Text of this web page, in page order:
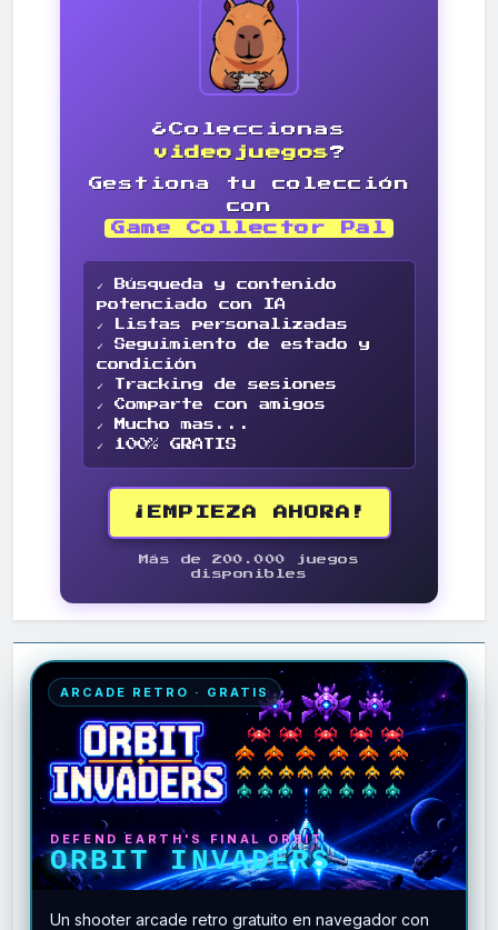
¿Coleccionas
videojuegos?
Gestiona tu colección
con
Game Collector Pal
✓ Búsqueda y contenido
potenciado con IA
✓ Listas personalizadas
✓ Seguimiento de estado y
condición
✓ Tracking de sesiones
✓ Comparte con amigos
✓ Mucho mas...
✓ 100% GRATIS
¡EMPIEZA AHORA!
Más de 200.000 juegos
disponibles
ARCADE RETRO · GRATIS
DEFEND EARTH'S FINAL ORBIT
ORBIT INVADERS
Un shooter arcade retro gratuito en navegador con